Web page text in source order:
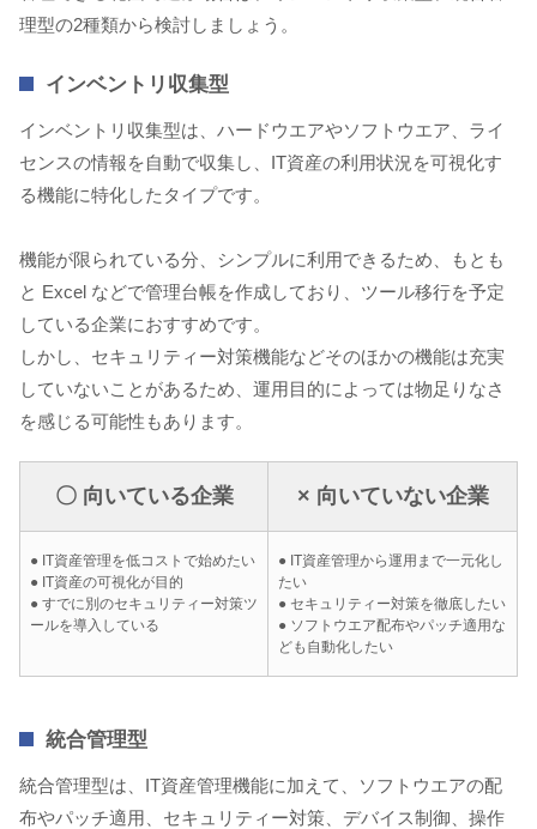
理型の2種類から検討しましょう。
インベントリ収集型
インベントリ収集型は、ハードウエアやソフトウエア、ライ
センスの情報を自動で収集し、IT資産の利用状況を可視化す
る機能に特化したタイプです。
機能が限られている分、シンプルに利用できるため、もとも
と Excel などで管理台帳を作成しており、ツール移行を予定
している企業におすすめです。
しかし、セキュリティー対策機能などそのほかの機能は充実
していないことがあるため、運用目的によっては物足りなさ
を感じる可能性もあります。
〇 向いている企業 × 向いていない企業
● IT資産管理を低コストで始めたい
● IT資産の可視化が目的
● すでに別のセキュリティー対策ツ
ールを導入している
● IT資産管理から運用まで一元化し
たい
● セキュリティー対策を徹底したい
● ソフトウエア配布やパッチ適用な
ども自動化したい
統合管理型
統合管理型は、IT資産管理機能に加えて、ソフトウエアの配
布やパッチ適用、セキュリティー対策、デバイス制御、操作